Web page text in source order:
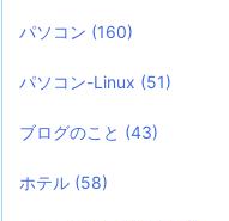
パソコン (160)
パソコン-Linux (51)
ブログのこと (43)
ホテル (58)